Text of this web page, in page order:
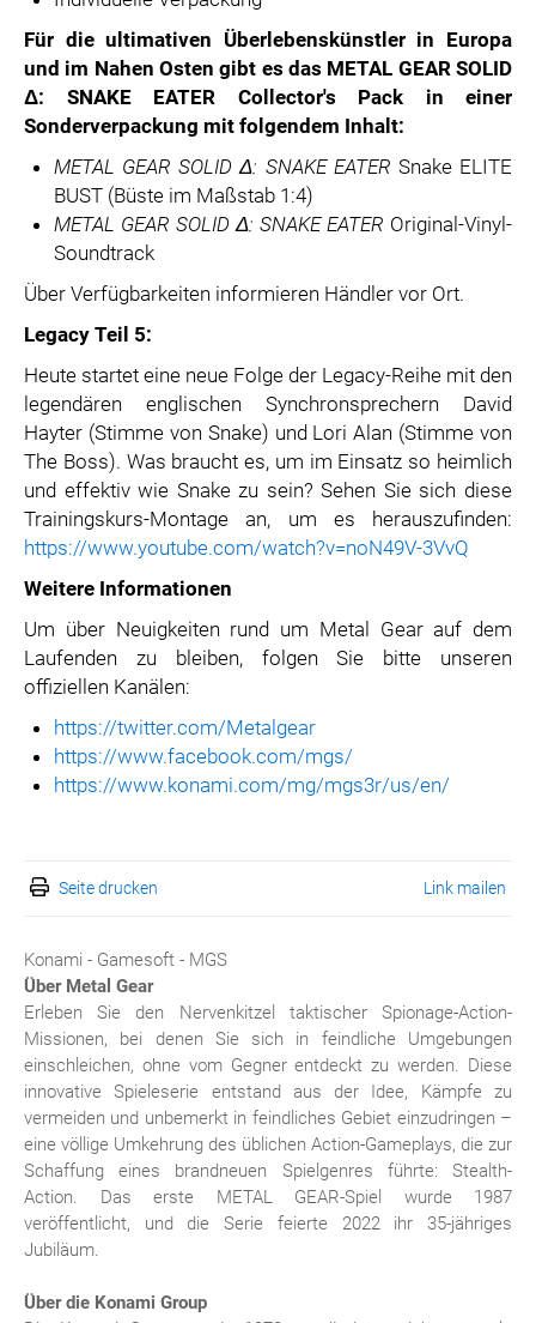
Für die ultimativen Überlebenskünstler in Europa
und im Nahen Osten gibt es das METAL GEAR SOLID
Δ: SNAKE EATER Collector's Pack in einer
Sonderverpackung mit folgendem Inhalt:
METAL GEAR SOLID Δ: SNAKE EATER Snake ELITE
BUST (Büste im Maßstab 1:4)
METAL GEAR SOLID Δ: SNAKE EATER Original-Vinyl-
Soundtrack
Über Verfügbarkeiten informieren Händler vor Ort.
Legacy Teil 5:
Heute startet eine neue Folge der Legacy-Reihe mit den
legendären englischen Synchronsprechern David
Hayter (Stimme von Snake) und Lori Alan (Stimme von
The Boss). Was braucht es, um im Einsatz so heimlich
und effektiv wie Snake zu sein? Sehen Sie sich diese
Trainingskurs-Montage an, um es herauszufinden:
https://www.youtube.com/watch?v=noN49V-3VvQ
Weitere Informationen
Um über Neuigkeiten rund um Metal Gear auf dem
Laufenden zu bleiben, folgen Sie bitte unseren
offiziellen Kanälen:
https://twitter.com/Metalgear
https://www.facebook.com/mgs/
https://www.konami.com/mg/mgs3r/us/en/
Seite drucken Link mailen
Konami - Gamesoft - MGS
Über Metal Gear
Erleben Sie den Nervenkitzel taktischer Spionage-Action-
Missionen, bei denen Sie sich in feindliche Umgebungen
einschleichen, ohne vom Gegner entdeckt zu werden. Diese
innovative Spieleserie entstand aus der Idee, Kämpfe zu
vermeiden und unbemerkt in feindliches Gebiet einzudringen –
eine völlige Umkehrung des üblichen Action-Gameplays, die zur
Schaffung eines brandneuen Spielgenres führte: Stealth-
Action. Das erste METAL GEAR-Spiel wurde 1987
veröffentlicht, und die Serie feierte 2022 ihr 35-jähriges
Jubiläum.
Über die Konami Group